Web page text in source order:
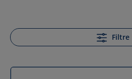
Filtre